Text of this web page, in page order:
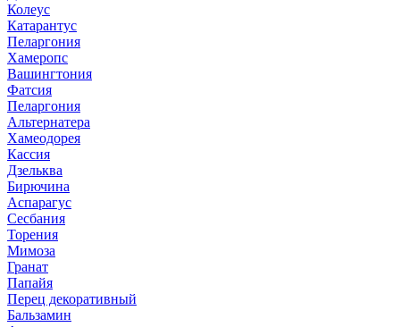
Колеус
Катарантус
Пеларгония
Хамеропс
Вашингтония
Фатсия
Пеларгония
Альтернатера
Хамеодорея
Кассия
Дзельква
Бирючина
Аспарагус
Сесбания
Торения
Мимоза
Гранат
Папайя
Перец декоративный
Бальзамин